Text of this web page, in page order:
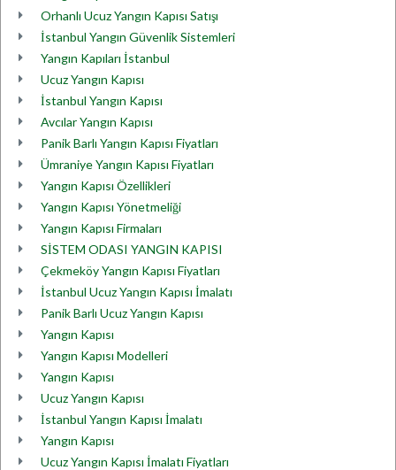
Orhanlı Ucuz Yangın Kapısı Satışı
İstanbul Yangın Güvenlik Sistemleri
Yangın Kapıları İstanbul
Ucuz Yangın Kapısı
İstanbul Yangın Kapısı
Avcılar Yangın Kapısı
Panik Barlı Yangın Kapısı Fiyatları
Ümraniye Yangın Kapısı Fiyatları
Yangın Kapısı Özellikleri
Yangın Kapısı Yönetmeliği
Yangın Kapısı Firmaları
SİSTEM ODASI YANGIN KAPISI
Çekmeköy Yangın Kapısı Fiyatları
İstanbul Ucuz Yangın Kapısı İmalatı
Panik Barlı Ucuz Yangın Kapısı
Yangın Kapısı
Yangın Kapısı Modelleri
Yangın Kapısı
Ucuz Yangın Kapısı
İstanbul Yangın Kapısı İmalatı
Yangın Kapısı
Ucuz Yangın Kapısı İmalatı Fiyatları